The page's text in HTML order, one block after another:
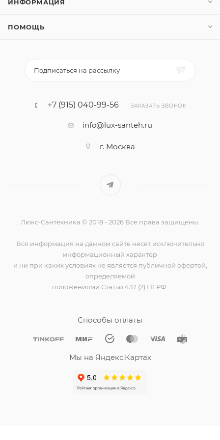
ИНФОРМАЦИЯ
ПОМОЩЬ
Подписаться на рассылку
+7 (915) 040-99-56 ЗАКАЗАТЬ ЗВОНОК
info@lux-santeh.ru
г. Москва
Люкс-Сантехника © 2018 - 2026 Все права защищены.
Вся информация на данном сайте несёт исключительно
информационный характер
и ни при каких условиях не является публичной офертой,
определяемой
положениями Статьи 437 (2) ГК РФ.
Способы оплаты
Мы на Яндекс.Картах